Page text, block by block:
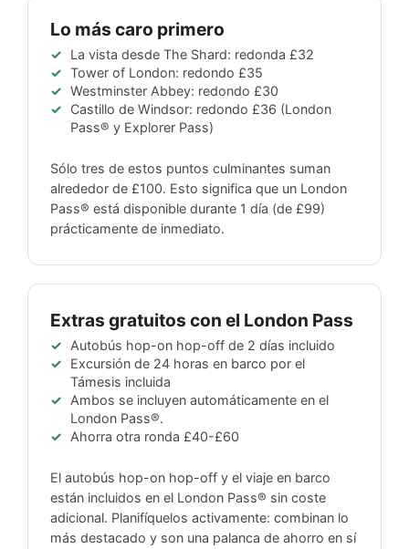
Lo más caro primero
La vista desde The Shard: redonda £32
Tower of London: redondo £35
Westminster Abbey: redondo £30
Castillo de Windsor: redondo £36 (London
Pass® y Explorer Pass)
Sólo tres de estos puntos culminantes suman
alrededor de £100. Esto significa que un London
Pass® está disponible durante 1 día (de £99)
prácticamente de inmediato.
Extras gratuitos con el London Pass
Autobús hop-on hop-off de 2 días incluido
Excursión de 24 horas en barco por el
Támesis incluida
Ambos se incluyen automáticamente en el
London Pass®.
Ahorra otra ronda £40-£60
El autobús hop-on hop-off y el viaje en barco
están incluidos en el London Pass® sin coste
adicional. Planifíquelos activamente: combinan lo
más destacado y son una palanca de ahorro en sí